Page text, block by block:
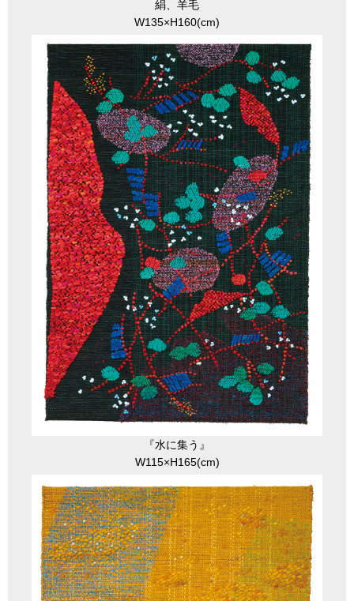
絹、羊毛
W135×H160(cm)
『水に集う』
W115×H165(cm)